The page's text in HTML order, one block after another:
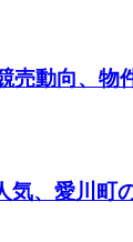
売動向、物
気、愛川町